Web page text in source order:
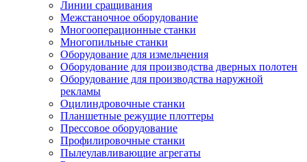
Линии сращивания
Межстаночное оборудование
Многооперационные станки
Многопильные станки
Оборудование для измельчения
Оборудование для производства дверных полотен
Оборудование для производства наружной
рекламы
Оцилиндровочные станки
Планшетные режущие плоттеры
Прессовое оборудование
Профилировочные станки
Пылеулавливающие агрегаты